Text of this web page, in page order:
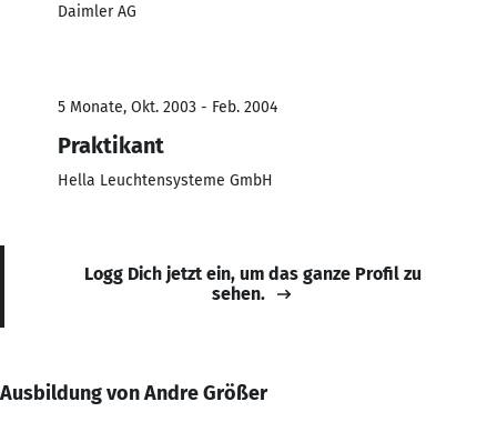
Daimler AG
5 Monate, Okt. 2003 - Feb. 2004
Praktikant
Hella Leuchtensysteme GmbH
Logg Dich jetzt ein, um das ganze Profil zu
sehen.
Ausbildung von Andre Größer